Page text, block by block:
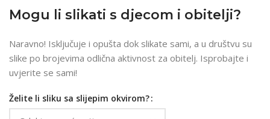
Mogu li slikati s djecom i obitelji?
Naravno! Isključuje i opušta dok slikate sami, a u društvu su
slike po brojevima odlična aktivnost za obitelj. Isprobajte i
uvjerite se sami!
Želite li sliku sa slijepim okvirom?